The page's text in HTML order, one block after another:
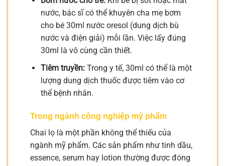
nước, bác sĩ có thể khuyên cha mẹ bơm
cho bé 30ml nước oresol (dung dịch bù
nước và điện giải) mỗi lần. Việc lấy đúng
30ml là vô cùng cần thiết.
Tiêm truyền:Trong y tế, 30ml có thể là một
lượng dung dịch thuốc được tiêm vào cơ
thể bệnh nhân.
Trong ngành công nghiệp mỹ phẩm
Chai lọ là một phần không thể thiếu của
ngành mỹ phẩm. Các sản phẩm như tinh dầu,
essence, serum hay lotion thường được đóng